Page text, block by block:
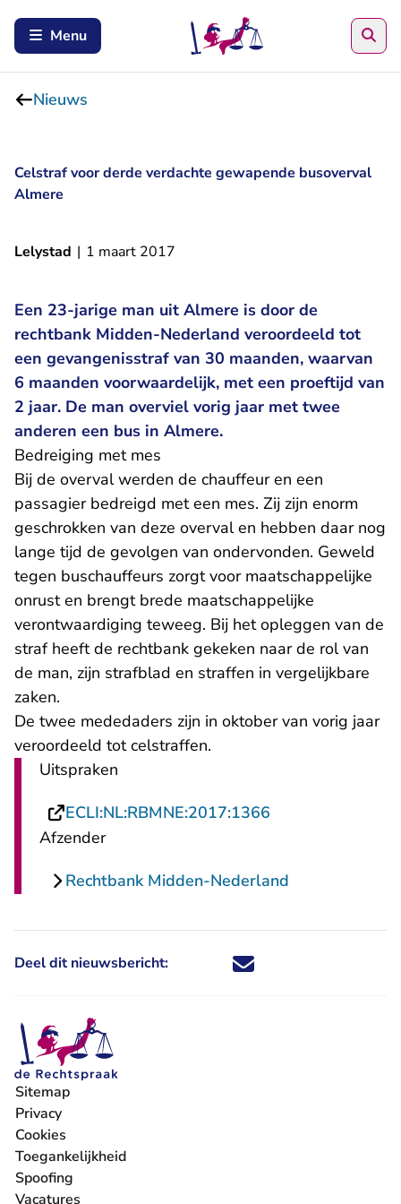
Menu
Nieuws
Celstraf voor derde verdachte gewapende busoverval
Almere
Lelystad | 1 maart 2017
Een 23-jarige man uit Almere is door de
rechtbank Midden-Nederland veroordeeld tot
een gevangenisstraf van 30 maanden, waarvan
6 maanden voorwaardelijk, met een proeftijd van
2 jaar. De man overviel vorig jaar met twee
anderen een bus in Almere.
Bedreiging met mes
Bij de overval werden de chauffeur en een
passagier bedreigd met een mes. Zij zijn enorm
geschrokken van deze overval en hebben daar nog
lange tijd de gevolgen van ondervonden. Geweld
tegen buschauffeurs zorgt voor maatschappelijke
onrust en brengt brede maatschappelijke
verontwaardiging teweeg. Bij het opleggen van de
straf heeft de rechtbank gekeken naar de rol van
de man, zijn strafblad en straffen in vergelijkbare
zaken.
De twee mededaders zijn in oktober van vorig jaar
veroordeeld tot celstraffen.
Uitspraken
ECLI:NL:RBMNE:2017:1366
Afzender
Rechtbank Midden-Nederland
Deel dit nieuwsbericht: Deel dit nieuwsbericht via X -
Deel dit nieuwsbericht via
Deel dit nieuwsbericht
Deel dit
Sitemap
Privacy
Cookies
Toegankelijkheid
Spoofing
Vacatures